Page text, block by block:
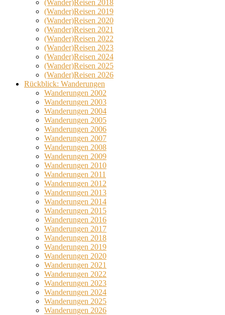
(Wander)Reisen 2018
(Wander)Reisen 2019
(Wander)Reisen 2020
(Wander)Reisen 2021
(Wander)Reisen 2022
(Wander)Reisen 2023
(Wander)Reisen 2024
(Wander)Reisen 2025
(Wander)Reisen 2026
Rückblick: Wanderungen
Wanderungen 2002
Wanderungen 2003
Wanderungen 2004
Wanderungen 2005
Wanderungen 2006
Wanderungen 2007
Wanderungen 2008
Wanderungen 2009
Wanderungen 2010
Wanderungen 2011
Wanderungen 2012
Wanderungen 2013
Wanderungen 2014
Wanderungen 2015
Wanderungen 2016
Wanderungen 2017
Wanderungen 2018
Wanderungen 2019
Wanderungen 2020
Wanderungen 2021
Wanderungen 2022
Wanderungen 2023
Wanderungen 2024
Wanderungen 2025
Wanderungen 2026